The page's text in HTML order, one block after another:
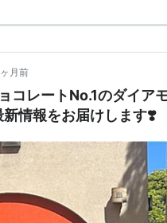
月前
コレートNo.1のダイア
情報をお届けします❣️